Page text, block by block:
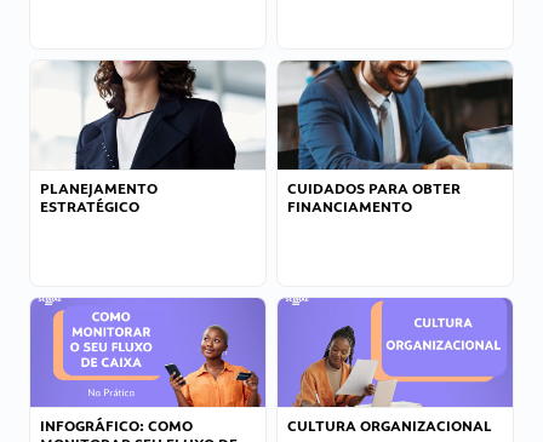
PLANEJAMENTO
ESTRATÉGICO
CUIDADOS PARA OBTER
FINANCIAMENTO
INFOGRÁFICO: COMO
CULTURA ORGANIZACIONAL